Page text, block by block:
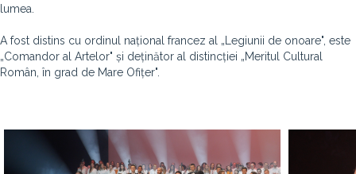
lumea.
A fost distins cu ordinul național francez al „Legiunii de onoare", este
„Comandor al Artelor" și deținător al distincției „Meritul Cultural
Român, în grad de Mare Ofițer".